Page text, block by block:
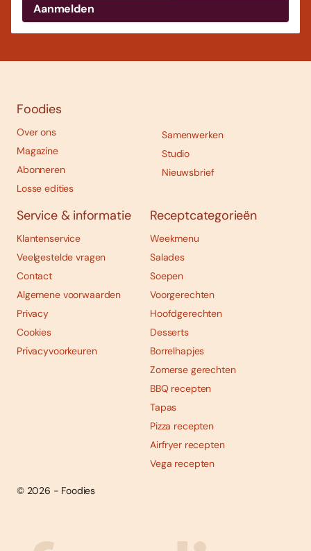
Foodies
Over ons
Magazine
Abonneren
Losse edities
Samenwerken
Studio
Nieuwsbrief
Service & informatie
Klantenservice
Veelgestelde vragen
Contact
Algemene voorwaarden
Privacy
Cookies
Privacyvoorkeuren
Receptcategorieën
Weekmenu
Salades
Soepen
Voorgerechten
Hoofdgerechten
Desserts
Borrelhapjes
Zomerse gerechten
BBQ recepten
Tapas
Pizza recepten
Airfryer recepten
Vega recepten
© 2026 - Foodies